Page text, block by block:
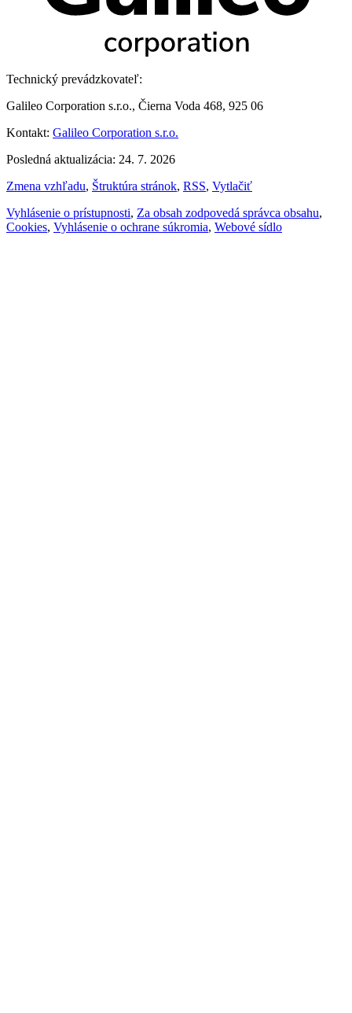
Technický prevádzkovateľ:
Galileo Corporation s.r.o., Čierna Voda 468, 925 06
Kontakt: Galileo Corporation s.r.o.
Posledná aktualizácia: 24. 7. 2026
Zmena vzhľadu, Štruktúra stránok, RSS, Vytlačiť
Vyhlásenie o prístupnosti, Za obsah zodpovedá správca obsahu,
Cookies, Vyhlásenie o ochrane súkromia, Webové sídlo